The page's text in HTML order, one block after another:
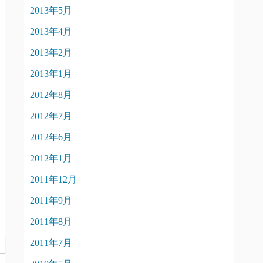
2013年5月
2013年4月
2013年2月
2013年1月
2012年8月
2012年7月
2012年6月
2012年1月
2011年12月
2011年9月
2011年8月
2011年7月